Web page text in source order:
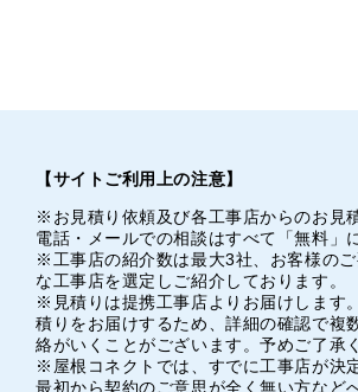
【サイトご利用上の注意】
※お見積り依頼及び各工事店からのお見
電話・メールでの相談はすべて「無料」
※工事店の紹介数は最大3社、お客様の
な工事店を選定しご紹介しております。
※見積りは提携工事店よりお届けします
積りをお届けするため、詳細の確認で複
絡がいくことがございます。予めご了承
※屋根コネクトでは、すでに工事店が決
最初から契約のご意思が全く無い方など